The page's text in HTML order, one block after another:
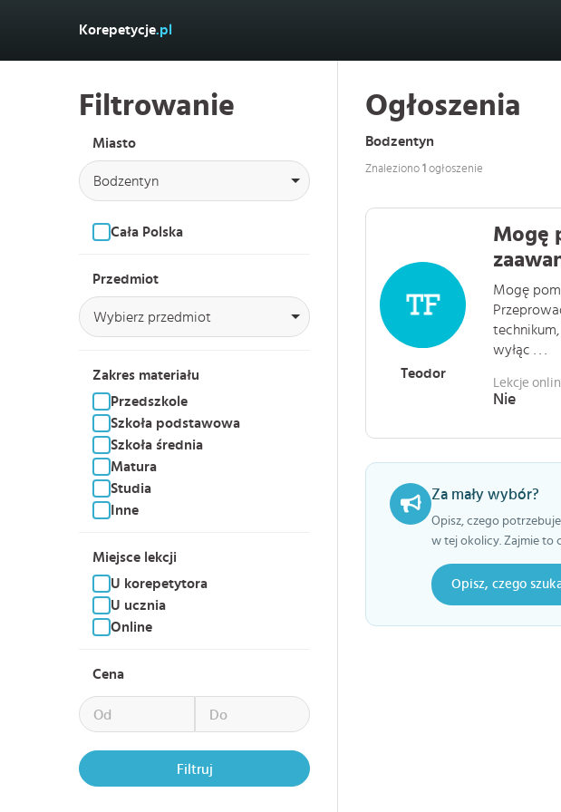
Korepetycje.pl
Filtrowanie
Miasto
Bodzentyn
Cała Polska
Przedmiot
Wybierz przedmiot
Zakres materiału
Przedszkole
Szkoła podstawowa
Szkoła średnia
Matura
Studia
Inne
Miejsce lekcji
U korepetytora
U ucznia
Online
Cena
Filtruj
Ogłoszenia
Bodzentyn
Znaleziono 1 ogłoszenie
Teodor
Mogę
Mogę
wyłąc . . .
Lekcje
Nie
Za mały wybór?
Opisz, czego
w tej okolicy. Zajmie to
Opisz, czego